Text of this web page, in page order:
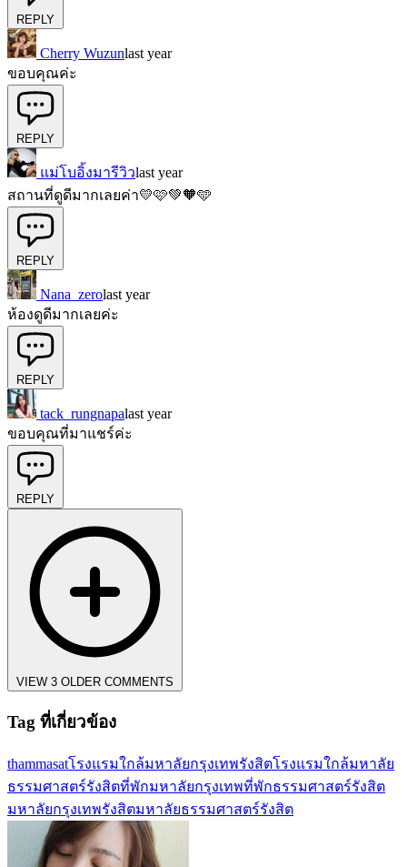
REPLY
Cherry Wuzunlast year
ขอบคุณค่ะ
REPLY
แม่โบอิ้งมารีวิวlast year
สถานที่ดูดีมากเลยค่า💛🩷💚🧡🩵
REPLY
Nana_zerolast year
ห้องดูดีมากเลยค่ะ
REPLY
tack_rungnapalast year
ขอบคุณที่มาแชร์ค่ะ
REPLY
VIEW 3 OLDER COMMENTS
Tag ที่เกี่ยวข้อง
thammasatโรงแรมใกล้มหาลัยกรุงเทพรังสิตโรงแรมใกล้มหาลัย
ธรรมศาสตร์รังสิตที่พักมหาลัยกรุงเทพที่พักธรรมศาสตร์รังสิต
มหาลัยกรุงเทพรังสิตมหาลัยธรรมศาสตร์รังสิต